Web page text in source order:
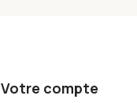
Votre compte